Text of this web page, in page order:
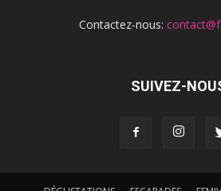
Contactez-nous:
SUIVEZ-